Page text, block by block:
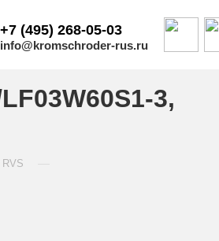
+7 (495) 268-05-03
info@kromschroder-rus.ru
3,
RVS